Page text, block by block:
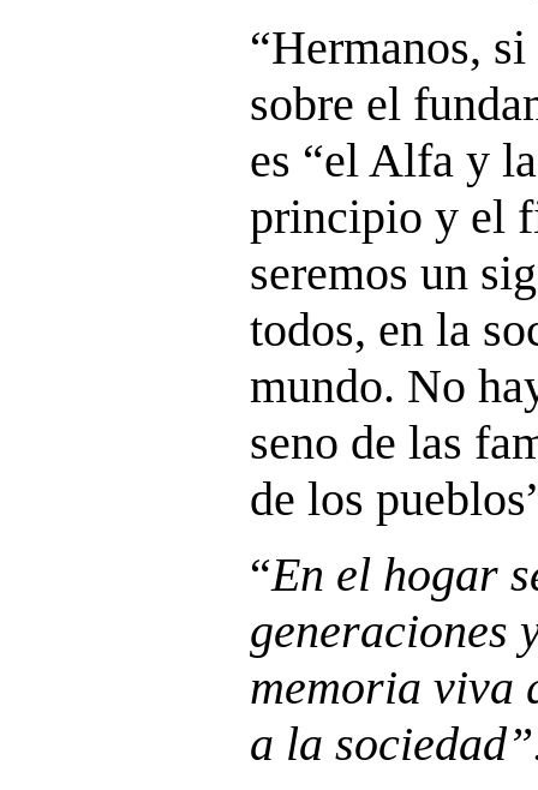
“Hermanos,
sobre el
es “el Alfa y
principio y el
seremos un
todos, en la
mundo. No
seno de las
de los
“En el hogar
generaciones
memoria viva
a la